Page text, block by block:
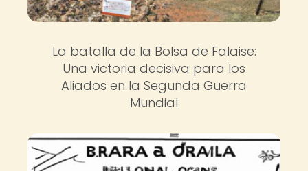
La batalla de la Bolsa de Falaise:
Una victoria decisiva para los
Aliados en la Segunda Guerra
Mundial